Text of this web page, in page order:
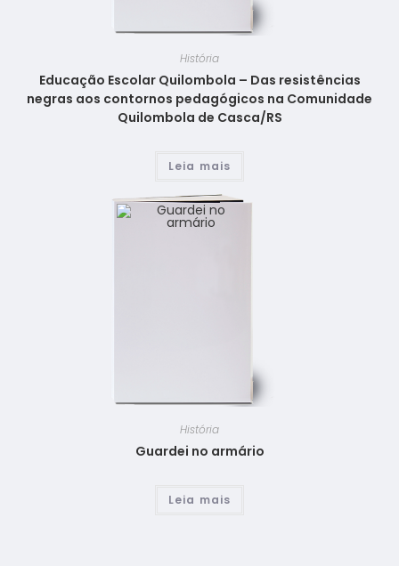
História
Educação Escolar Quilombola – Das resistências
negras aos contornos pedagógicos na Comunidade
Quilombola de Casca/RS
Leia mais
História
Guardei no armário
Leia mais